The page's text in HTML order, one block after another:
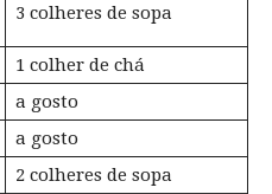
3 colheres de sopa
1 colher de chá
a gosto
a gosto
2 colheres de sopa